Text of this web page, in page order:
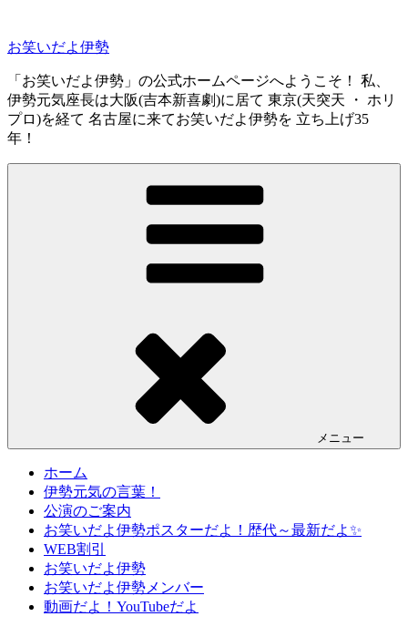
テ
ン
ツ
へ
ス
キ
ッ
お笑いだよ伊勢
「お笑いだよ伊勢」の公式ホームページへようこそ！ 私、
伊勢元気座長は大阪(吉本新喜劇)に居て 東京(天突天 ・ ホリ
プロ)を経て 名古屋に来てお笑いだよ伊勢を 立ち上げ35
年！
メニュー
ホーム
伊勢元気の言葉！
公演のご案内
お笑いだよ伊勢ポスターだよ！歴代～最新だよ✨
WEB割引
お笑いだよ伊勢
お笑いだよ伊勢メンバー
動画だよ！YouTubeだよ